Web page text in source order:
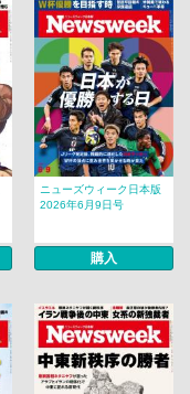
ニューズウィーク日本版
2026年6月9日号
購入